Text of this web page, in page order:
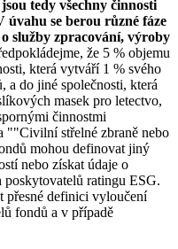
tedy všechny činnosti
úvahu se berou různé fáze
služby zpracování, výroby
že 5 % objemu
která vytváří 1 % svého
a do jiné společnosti, která
masek pro letectvo,
činnostmi
střelné zbraně nebo
mohou definovat jiný
nebo získat údaje o
ratingu ESG.
přesné definici vyloučení
fondů a v případě